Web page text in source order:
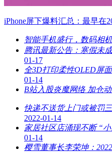
iPhone屏下爆料汇总：最早在
智能手机盛行，数码相
腾讯最新公告：寒假未
01-17
全3D打印柔性OLED屏
01-14
B站入股炎魔网络 加仓
快递不送货上门或被罚
2022-01-14
家居社区店涌现不断 “
01-14
樱雪董事长李荣坤：